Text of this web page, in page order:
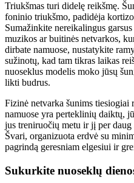
Triukšmas turi didelę reikšmę.
foninio triukšmo, padidėja
Sumažinkite nereikalingus
muzikos ar buitinės netvarkos,
dirbate namuose, nustatykite
sužinotų, kad tam tikras laikas
nuoseklus modelis moko jūsų
likti budrus.
Fizinė netvarka šunims tiesiogiai
namuose yra perteklinių daiktų,
jus treniruočių metu ir jį per
Švari, organizuota erdvė su
pagrindą geresniam elgesiui ir
Sukurkite nuoseklų